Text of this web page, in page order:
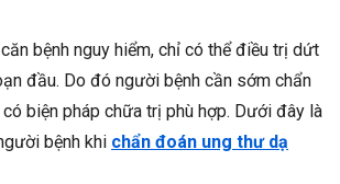
bệnh nguy hiểm, chỉ có thể điều trị dứt
đầu. Do đó người bệnh cần sớm chẩn
biện pháp chữa trị phù hợp. Dưới đây là
bệnh khi chẩn đoán ung thư dạ